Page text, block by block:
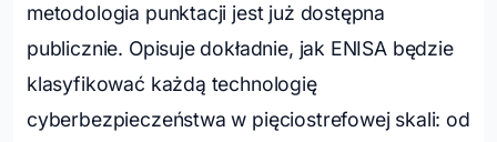
metodologia punktacji jest już dostępna
publicznie. Opisuje dokładnie, jak ENISA będzie
klasyfikować każdą technologię
cyberbezpieczeństwa w pięciostrefowej skali: od